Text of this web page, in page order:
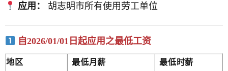
应用：
胡志明市所有使用劳工单位
自2026/01/01日起应用之最低工资
地区 最低月薪 最低时薪